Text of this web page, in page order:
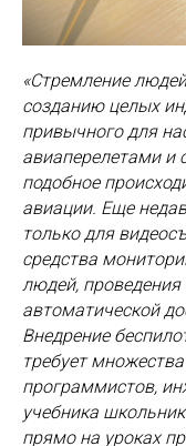
«Стремление
созданию целых
привычного для
авиаперелетами и
подобное
авиации. Еще
только для
средства
людей, проведения
автоматической
Внедрение
требует
программистов,
учебника
прямо на уроках